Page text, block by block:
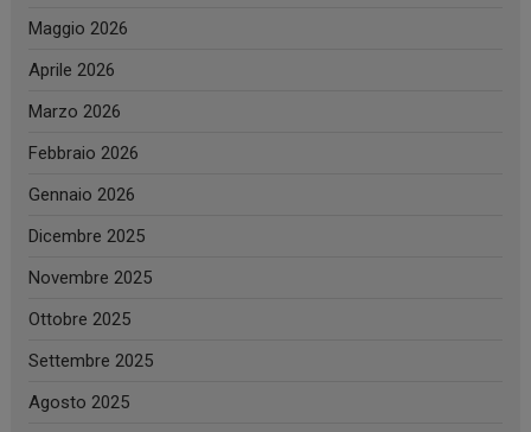
Maggio 2026
Aprile 2026
Marzo 2026
Febbraio 2026
Gennaio 2026
Dicembre 2025
Novembre 2025
Ottobre 2025
Settembre 2025
Agosto 2025